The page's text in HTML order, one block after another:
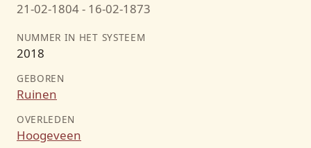
21-02-1804 - 16-02-1873
NUMMER IN HET SYSTEEM
2018
GEBOREN
Ruinen
OVERLEDEN
Hoogeveen